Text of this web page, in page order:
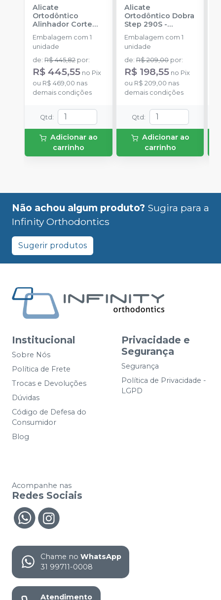
Alicate
Ortodôntico
Alinhador Corte
Gota Para Elástico
Pa-05 - 66-6005
INFINITY
ORTHODONTICS
Embalagem com 1
unidade
de:R$ 445,82 por:
R$ 445,55 no Pix
ou R$ 469,00 nas
demais condições
Qtd :
Adicionar ao
carrinho
Alicate
Ortodôntico Dobra
Step 290S -
060686
ORTHODONTICS
Embalagem com 1
unidade
de: R$ 209,00 por:
R$ 198,55 no Pix
ou R$ 209,00 nas
demais condições
Qtd :
Adicionar ao
carrinho
Não achou algum produto? Sugira para a
Infinity Orthodontics
Sugerir produtos
Institucional
Sobre Nós
Política de Frete
Trocas e Devoluções
Dúvidas
Código de Defesa do
Consumidor
Blog
Privacidade e
Segurança
Segurança
Política de Privacidade -
LGPD
Acompanhe nas
Redes Sociais
Chame no WhatsApp
31 99711-0008
Atendimento